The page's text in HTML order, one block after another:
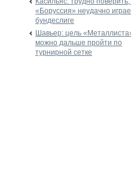
«Боруссия» неудачно
бундеслиге
Шавьер: цель
можно дальше пройти по
турнирной сетке